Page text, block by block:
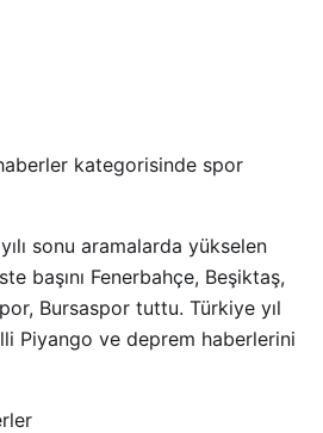
kategorisinde spor
sonu aramalarda yükselen
başını Fenerbahçe, Beşiktaş,
Bursaspor tuttu. Türkiye yıl
Piyango ve deprem haberlerini